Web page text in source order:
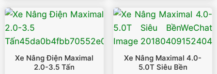
Xe Nâng Điện Maximal
2.0-3.5 Tấn
Xe Nâng Maximal 4.0-
5.0T Siêu Bền